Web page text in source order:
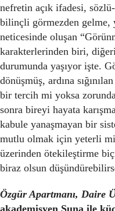
nefretin açık ifadesi,
bilinçli görmezden gelme,
neticesinde oluşan
karakterlerinden biri,
durumunda yaşıyor işte.
dönüşmüş, ardına
bir tercih mi yoksa
sonra bireyi hayata
kabule yanaşmayan bir
mutlu olmak için yeterli
üzerinden ötekileştirme
biraz olsun
Özgür Apartmanı, Daire